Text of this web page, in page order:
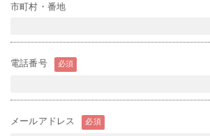
市町村・番地
電話番号 必須
メールアドレス 必須